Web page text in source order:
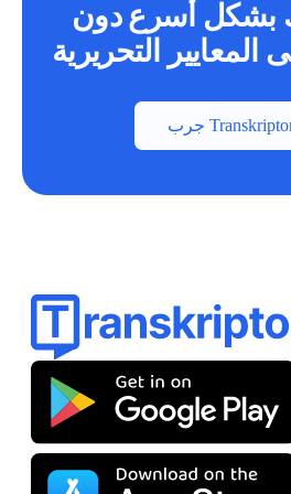
بشكل أسرع دون
المعايير التحريرية